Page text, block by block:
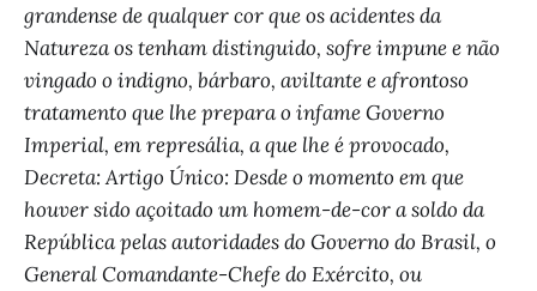
grandense de qualquer cor que os acidentes da
Natureza os tenham distinguido, sofre impune e não
vingado o indigno, bárbaro, aviltante e afrontoso
tratamento que lhe prepara o infame Governo
Imperial, em represália, a que lhe é provocado,
Decreta: Artigo Único: Desde o momento em que
houver sido açoitado um homem-de-cor a soldo da
República pelas autoridades do Governo do Brasil, o
General Comandante-Chefe do Exército, ou